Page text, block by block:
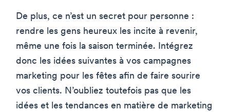
De plus, ce n’est un secret pour personne :
rendre les gens heureux les incite à revenir,
même une fois la saison terminée. Intégrez
donc les idées suivantes à vos campagnes
marketing pour les fêtes afin de faire sourire
vos clients. N’oubliez toutefois pas que les
idées et les tendances en matière de marketing